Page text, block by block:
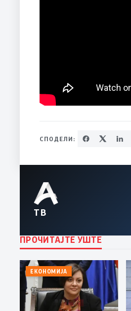
СПОДЕЛИ:
ТВ
ПРОЧИТАЈТЕ УШТЕ
ЕКОНОМИЈА